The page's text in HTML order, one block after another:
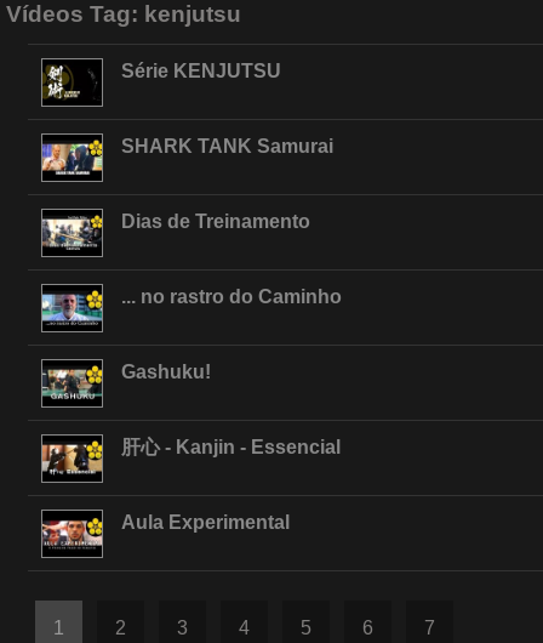
Vídeos Tag: kenjutsu
Série KENJUTSU
SHARK TANK Samurai
Dias de Treinamento
... no rastro do Caminho
Gashuku!
肝心 - Kanjin - Essencial
Aula Experimental
1 2 3 4 5 6 7